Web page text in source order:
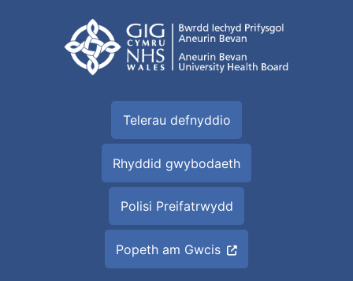
Telerau defnyddio
Rhyddid gwybodaeth
Polisi Preifatrwydd
Popeth am Gwcis